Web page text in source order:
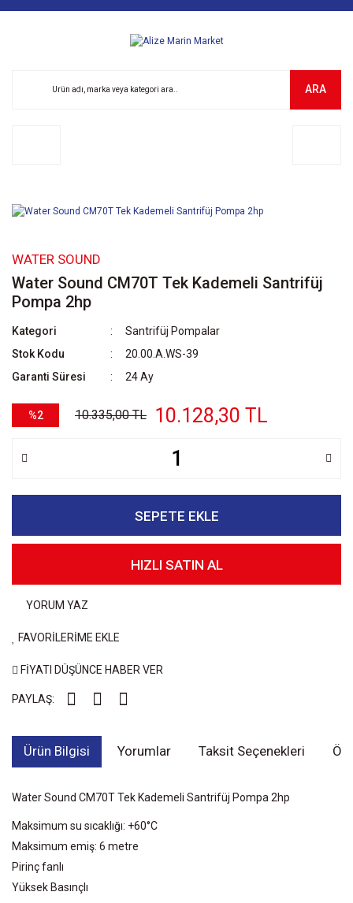
ARA
WATER SOUND
Water Sound CM70T Tek Kademeli Santrifüj
Pompa 2hp
Kategori
Santrifüj Pompalar
Stok Kodu
20.00.A.WS-39
Garanti Süresi
24 Ay
%2 10.335,00 TL 10.128,30 TL
SEPETE EKLE
HIZLI SATIN AL
YORUM YAZ
FAVORİLERİME EKLE
FİYATI DÜŞÜNCE HABER VER
PAYLAŞ:
Ürün Bilgisi Yorumlar Taksit Seçenekleri
Water Sound CM70T Tek Kademeli Santrifüj Pompa 2hp
Maksimum su sıcaklığı: +60°C
Maksimum emiş: 6 metre
Pirinç fanlı
Yüksek Basınçlı